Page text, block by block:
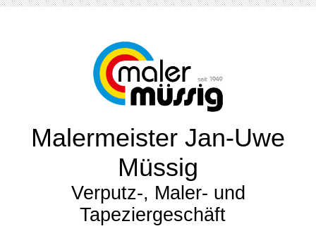
Malermeister Jan-Uwe
Müssig
Verputz-, Maler- und
Tapeziergeschäft